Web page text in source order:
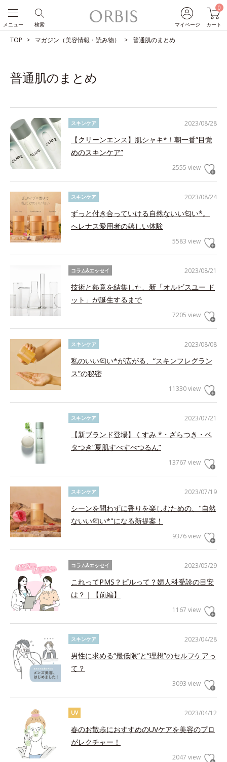
マイページ
0
カート
検索
メニュー
TOP マガジン（美容情報・読み物） 普通肌のまとめ
普通肌のまとめ
2023/08/28
スキンケア
【クリーンエンス】肌シャキ*！朝一番“目覚
めのスキンケア”
2555 view
2023/08/24
スキンケア
ずっと付き合っていける自然ないい匂い*。
へレナス愛用者の嬉しい体験
5583 view
2023/08/21
コラム&エッセイ
技術と熱意を結集した、新「オルビスユー ド
ット」が誕生するまで
7205 view
2023/08/08
スキンケア
私のいい匂い*が広がる、“スキンフレグラン
ス”の秘密
11330 view
2023/07/21
スキンケア
【新ブランド登場】くすみ *・ざらつき・ベ
タつき“夏肌すべすべつるん”
13767 view
2023/07/19
スキンケア
シーンを問わずに香りを楽しむための、"自然
ないい匂い*"になる新提案！
9376 view
2023/05/29
コラム&エッセイ
これってPMS？ピルって？婦人科受診の目安
は？｜【前編】
1167 view
2023/04/28
スキンケア
男性に求める“最低限”と“理想”のセルフケアっ
て？
3093 view
2023/04/12
UV
春のお散歩におすすめのUVケアを美容のプロ
がレクチャー！
2047 view